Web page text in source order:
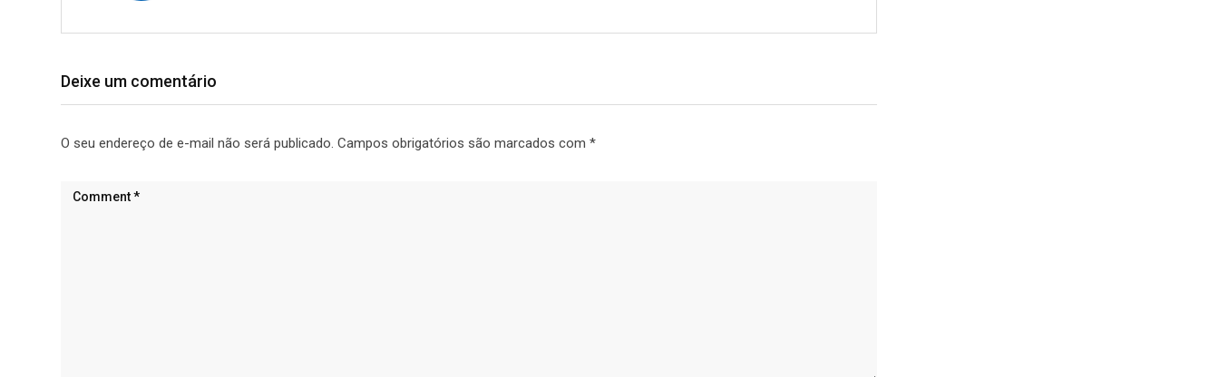
Deixe um comentário
O seu endereço de e-mail não será publicado. Campos obrigatórios são marcados com *